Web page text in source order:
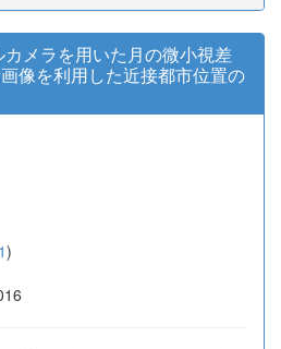
カメラを用いた月の微小視差
像を利用した近接都市位置の
)